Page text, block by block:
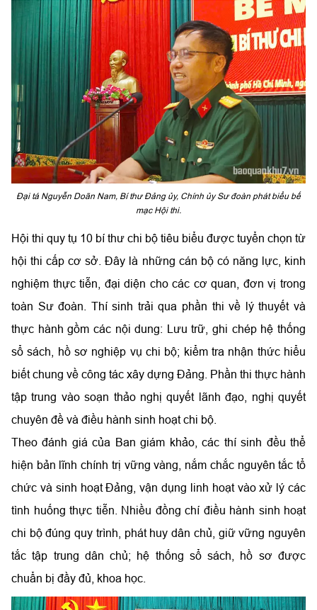
Đại tá Nguyễn Doãn Nam, Bí thư Đảng ủy, Chính ủy Sư đoàn phát biểu bế
mạc Hội thi.
Hội thi quy tụ 10 bí thư chi bộ tiêu biểu được tuyển chọn từ
hội thi cấp cơ sở. Đây là những cán bộ có năng lực, kinh
nghiệm thực tiễn, đại diện cho các cơ quan, đơn vị trong
toàn Sư đoàn. Thí sinh trải qua phần thi về lý thuyết và
thực hành gồm các nội dung: Lưu trữ, ghi chép hệ thống
sổ sách, hồ sơ nghiệp vụ chi bộ; kiểm tra nhận thức hiểu
biết chung về công tác xây dựng Đảng. Phần thi thực hành
tập trung vào soạn thảo nghị quyết lãnh đạo, nghị quyết
chuyên đề và điều hành sinh hoạt chi bộ.
Theo đánh giá của Ban giám khảo, các thí sinh đều thể
hiện bản lĩnh chính trị vững vàng, nắm chắc nguyên tắc tổ
chức và sinh hoạt Đảng, vận dụng linh hoạt vào xử lý các
tình huống thực tiễn. Nhiều đồng chí điều hành sinh hoạt
chi bộ đúng quy trình, phát huy dân chủ, giữ vững nguyên
tắc tập trung dân chủ; hệ thống sổ sách, hồ sơ được
chuẩn bị đầy đủ, khoa học.